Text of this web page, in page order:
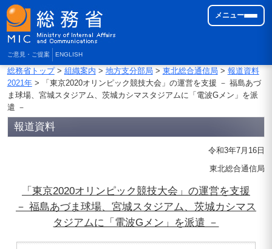
ご意見・ご提案 ENGLISH
メニュー
総務省トップ> 組織案内 > 地方支分部局 > 東北総合通信局 > 報道資料
2021年> 「東京2020オリンピック競技大会」の運営を支援 － 福島あづ
ま球場、宮城スタジアム、茨城カシマスタジアムに「電波Gメン」を派
遣 －
報道資料
令和3年7月16日
東北総合通信局
「東京2020オリンピック競技大会」の運営を支援
－ 福島あづま球場、宮城スタジアム、茨城カシマス
タジアムに「電波Gメン」を派遣 －